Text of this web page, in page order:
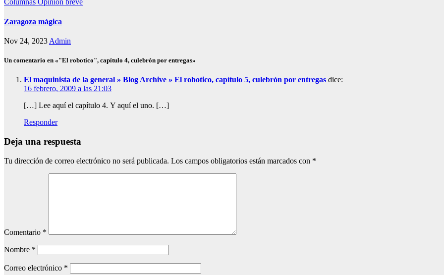
Columnas Opinion breve
Zaragoza mágica
Nov 24, 2023 Admin
Un comentario en «"El robotico", capítulo 4, culebrón por entregas»
El maquinista de la general » Blog Archive » El robotico, capítulo 5, culebrón por entregas dice:
16 febrero, 2009 a las 21:03
[…] Lee aquí el capítulo 4. Y aquí el uno. […]
Responder
Deja una respuesta
Tu dirección de correo electrónico no será publicada. Los campos obligatorios están marcados con *
Comentario *
Nombre *
Correo electrónico *